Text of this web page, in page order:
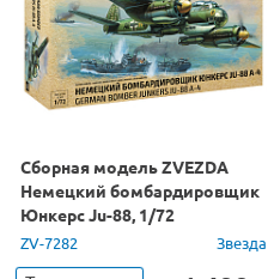
Сборная модель ZVEZDA
Немецкий бомбардировщик
Юнкерс Ju-88, 1/72
ZV-7282 Звезда